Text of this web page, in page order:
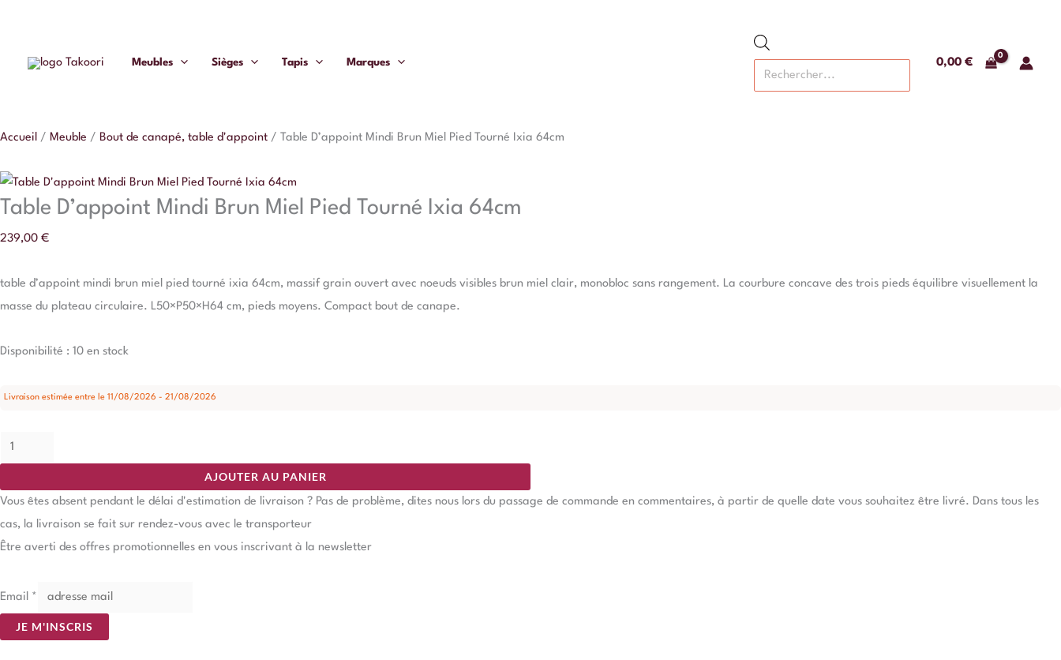
contenu
Meubles Sièges Tapis Marques
produits
0,00 €
Accueil / Meuble / Bout de canapé, table d'appoint / Table D’appoint Mindi Brun Miel Pied Tourné Ixia 64cm
Table D’appoint Mindi Brun Miel Pied Tourné Ixia 64cm
239,00 €
table d’appoint mindi brun miel pied tourné ixia 64cm, massif grain ouvert avec noeuds visibles brun miel clair, monobloc sans rangement. La courbure concave des trois pieds équilibre visuellement la
masse du plateau circulaire. L50×P50×H64 cm, pieds moyens. Compact bout de canape.
Disponibilité : 10 en stock
Livraison estimée entre le 11/08/2026 - 21/08/2026
Pied
Ixia
64cm
AJOUTER AU PANIER
Vous êtes absent pendant le délai d'estimation de livraison ? Pas de problème, dites nous lors du passage de commande en commentaires, à partir de quelle date vous souhaitez être livré. Dans tous les
cas, la livraison se fait sur rendez-vous avec le transporteur
Être averti des offres promotionnelles en vous inscrivant à la newsletter
Email *
JE M'INSCRIS